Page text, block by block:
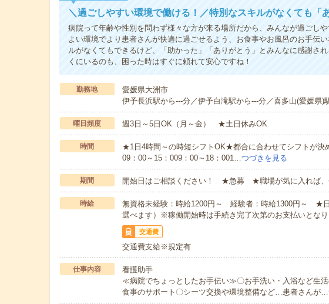
＼過ごしやすい環境で働ける！／特別なスキルがなくても「
病院って年齢や性別を問わず様々な方が来る場所だから、みんなが過ごし
よい環境でより患者さんが快適に過ごせるよう、お食事やお風呂のお手伝
ルがなくてもできるけど、「助かった」「ありがとう」とみんなに感謝さ
くにいるのも、困った時はすぐに頼れて安心ですね！
勤務地
愛媛県大洲市
伊予長浜駅から---分／伊予白滝駅から---分／喜多山(愛媛県)
曜日頻度 週3日～5日OK（月～金） ★土日休みOK
時間
★1日4時間～の時短シフトOK★都合に合わせてシフトが決
09：00～15：009：00～18：001…つづきを見る
期間 開始日はご相談ください！ ★急募 ★職場が気に入れば、
時給
無資格未経験：時給1200円～ 経験者：時給1300円～ ★
選べます）※稼働開始時は手続き完了次第のお支払いとなり
交通費
交通費支給※規定有
仕事内容
看護助手
≪病院でちょっとしたお手伝い≫〇お手洗い・入浴など生
食事のサポート〇シーツ交換や環境整備など…患者さんが…